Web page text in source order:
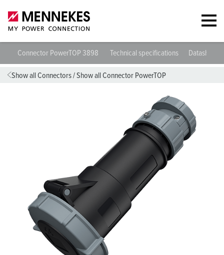
Connector PowerTOP 3898 Technical specifications Datasheets
Show all Connectors/Show all Connector PowerTOP